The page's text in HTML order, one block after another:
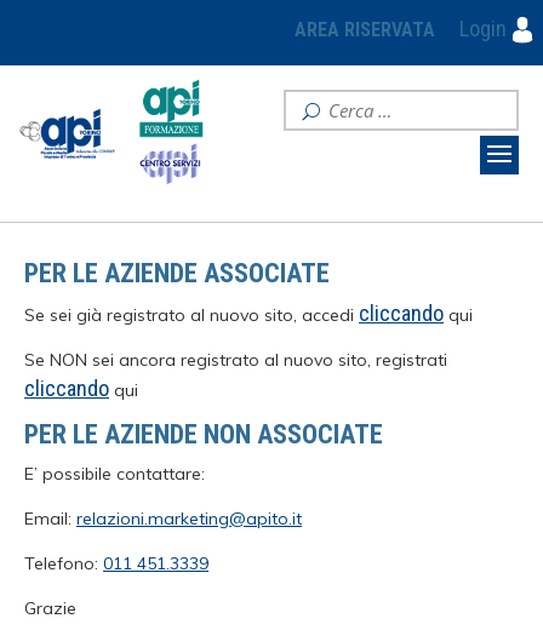
AREA RISERVATA Login
PER LE AZIENDE ASSOCIATE
Se sei già registrato al nuovo sito, accedi cliccando qui
Se NON sei ancora registrato al nuovo sito, registrati
cliccando qui
PER LE AZIENDE NON ASSOCIATE
E’ possibile contattare:
Email: relazioni.marketing@apito.it
Telefono: 011 451.3339
Grazie